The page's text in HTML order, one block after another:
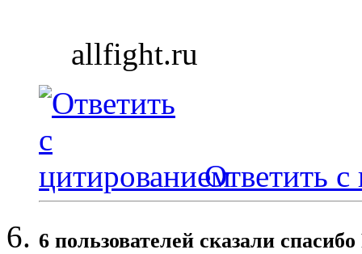
allfight.ru
Ответить с
6 пользователей сказали